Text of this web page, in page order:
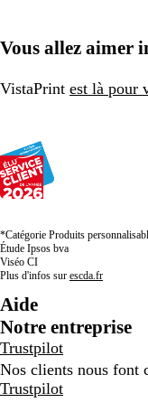
Vous allez aimer
VistaPrint est là pour
*Catégorie Produits
Étude Ipsos bva
Viséo CI
Plus d'infos sur escda.fr
Aide
Notre entreprise
Trustpilot
Nos clients nous font
Trustpilot